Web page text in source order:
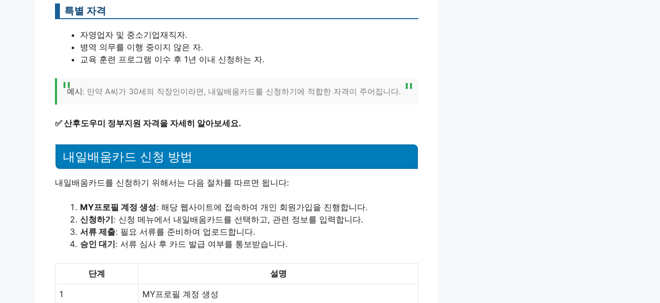
특별 자격
자영업자 및 중소기업재직자.
병역 의무를 이행 중이지 않은 자.
교육 훈련 프로그램 이수 후 1년 이내 신청하는 자.
예시: 만약 A씨가 30세의 직장인이라면, 내일배움카드를 신청하기에 적합한 자격이 주어집니다.
✅산후도우미 정부지원 자격을 자세히 알아보세요.
내일배움카드 신청 방법
내일배움카드를 신청하기 위해서는 다음 절차를 따르면 됩니다:
MY프로필 계정 생성: 해당 웹사이트에 접속하여 개인 회원가입을 진행합니다.
신청하기 : 신청 메뉴에서 내일배움카드를 선택하고, 관련 정보를 입력합니다.
서류 제출: 필요 서류를 준비하여 업로드합니다.
승인 대기 : 서류 심사 후 카드 발급 여부를 통보받습니다.
단계 설명
1 MY프로필 계정 생성